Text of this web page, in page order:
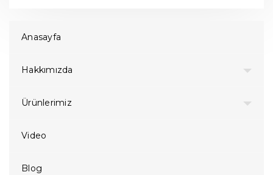
Anasayfa
Hakkımızda
Ürünlerimiz
Video
Blog